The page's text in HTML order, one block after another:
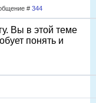
# 344
Вы в этой теме
понять и